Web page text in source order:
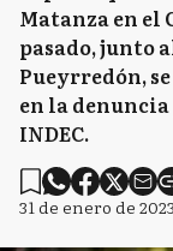
Matanza en el
pasado, junto
Pueyrredón,
en la
INDEC.
31 de enero de